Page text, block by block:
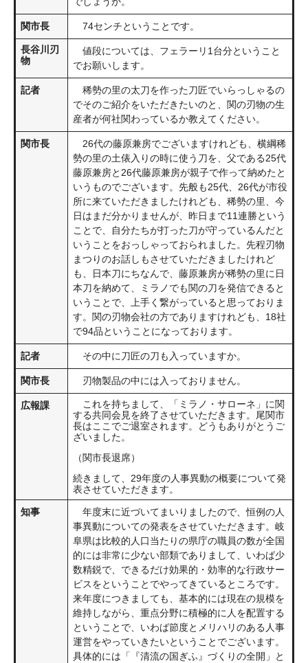
関市長 74センチということです。
長谷川刃
物
値段については、フェラーリ1台分ということ
でお願いします。
記者
稀勢の里の太刀を作った刀匠でいらっしゃるの
でそのご紹介をいただきたいのと、関の刃物の生
産者が何社関わっているか教えてください。
関市長
26代の藤原兼房でございますけれども、横綱稀
勢の里の土俵入りの時に使う刀を、父である25代
藤原兼房と26代藤原兼房が親子で作って納めたと
いうものでございます。先般も25代、26代が市役
所に来ていただきましたけれども、稀勢の里、今
日はまだ分かりませんが、昨日まで11連勝という
ことで、自分たちが打った刀が守っているんだと
いうことをおっしゃっておられました。先程刃物
まつりのお話しもさせていただきましたけれど
も、日本刀にちなんで、藤原兼房が稀勢の里に日
本刀を納めて、ミラノでも関の刀を発信できると
いうことで、上手く繋がっていると思っておりま
す。関の刃物会社の方でありますけれども、18社
で94品ということになっております。
記者 その中に刀匠の刀も入っていますか。
関市長 刃物製品の中には入っておりません。
広報課
これを持ちまして、「ミラノ・サローネ」に関
する共同会見を終了させていただきます。尾関市
長はここでご退室されます。どうもありがとうご
ざいました。
（関市長退席）
続きまして、29年度の人事異動の概要について発
表させていただきます。
知事
年度末に近づいてまいりましたので、恒例の人
事異動についての発表をさせていただきます。岐
阜県は比較的人口当たりの県庁の職員の数が全国
的には非常に少ない部類でありまして、いわば少
数精鋭で、できるだけ効果的・効率的な行政サー
ビスをということでやってきているところです。
来年度につきましても、基本的には現在の規模を
維持しながら、重点分野に積極的に人を配置する
ということで、いわば節度とメリハリのある人事
運営をやっていきたいということでございます。
具体的には「『清流の国ぎふ』づくりの全開」と